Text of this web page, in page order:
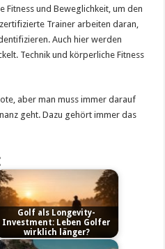
Fitness und Beweglichkeit, um den
Trainer arbeiten daran,
Auch hier werden
Technik und körperliche Fitness
aber man muss immer darauf
geht. Dazu gehört immer das
Golf als Longevity-
Investment: Leben Golfer
wirklich länger?